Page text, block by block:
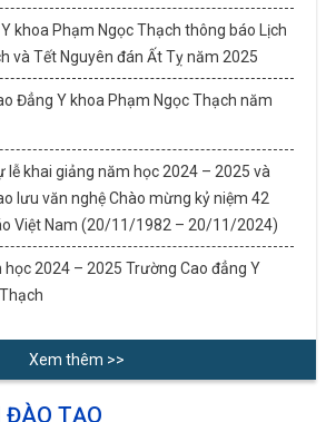
khoa Phạm Ngọc Thạch thông báo Lịch
và Tết Nguyên đán Ất Tỵ năm 2025
Đẳng Y khoa Phạm Ngọc Thạch năm
lễ khai giảng năm học 2024 – 2025 và
lưu văn nghệ Chào mừng kỷ niệm 42
Việt Nam (20/11/1982 – 20/11/2024)
học 2024 – 2025 Trường Cao đẳng Y
Xem thêm >>
ĐÀO TẠO